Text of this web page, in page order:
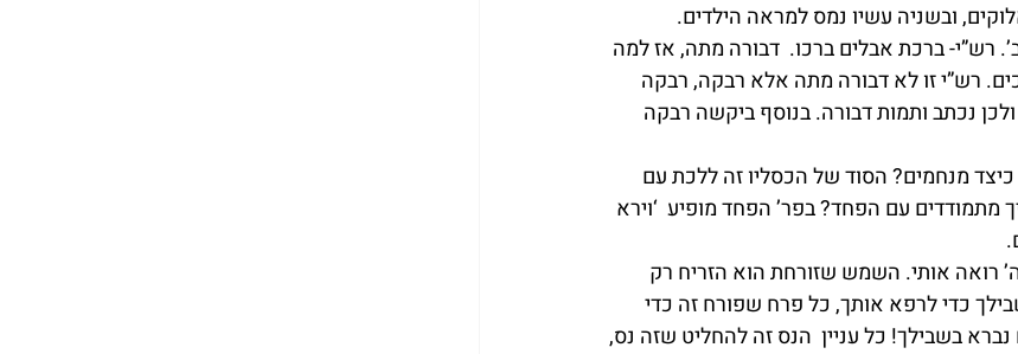
ובשניה עשיו נמס למראה הילדים.
רש”י- ברכת אבלים ברכו.  דבורה מתה, אז למה
רש”י זו לא דבורה מתה אלא רבקה, רבקה
נכתב ותמות דבורה. בנוסף ביקשה רבקה
מנחמים? הסוד של הכסליו זה ללכת עם
עם הפחד? בפר’ הפחד מופיע  ‘וירא
רואה אותי. השמש שזורחת הוא הזריח רק
כדי לרפא אותך, כל פרח שפורח זה כדי
בשבילך! כל עניין  הנס זה להחליט שזה נס,